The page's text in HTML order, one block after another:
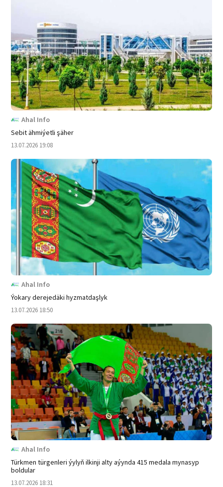
Ahal Info
Sebit ähmiýetli şäher
13.07.2026 19:08
Ahal Info
Ýokary derejedäki hyzmatdaşlyk
13.07.2026 18:50
Ahal Info
Türkmen türgenleri ýylyň ilkinji alty aýynda 415 medala mynasyp
boldular
13.07.2026 18:31